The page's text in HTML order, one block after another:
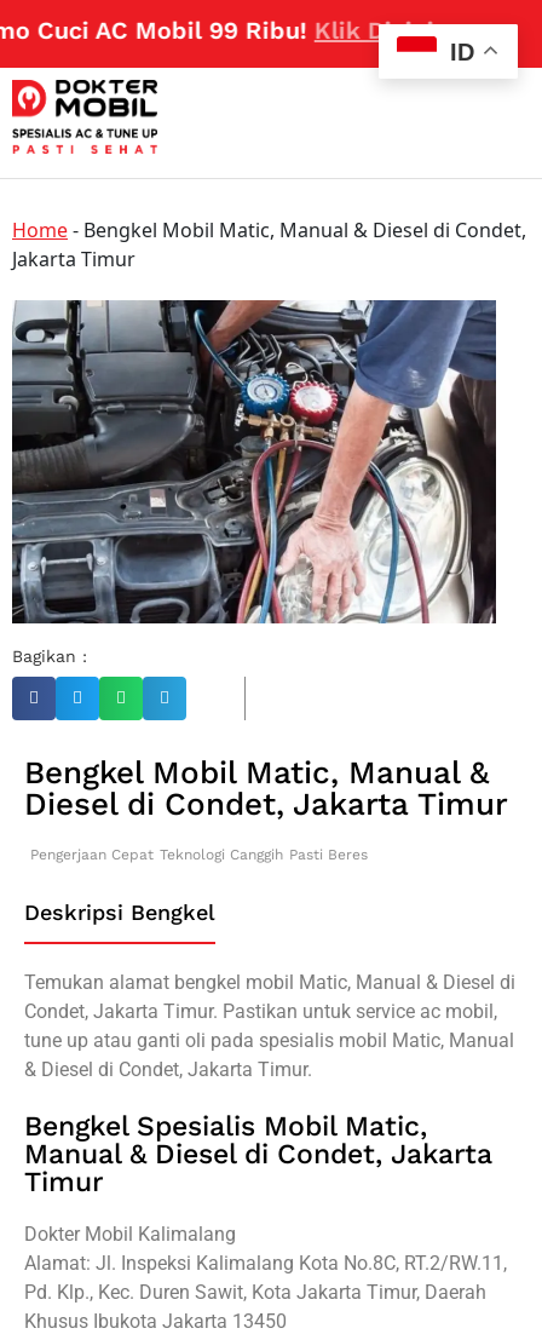
AC Mobil 99 Ribu!Klik Disini
Home- Bengkel Mobil Matic, Manual & Diesel di Condet,
Jakarta Timur
Bagikan :
Bengkel Mobil Matic, Manual &
Diesel di Condet, Jakarta Timur
Pengerjaan Cepat Teknologi Canggih Pasti Beres
Deskripsi Bengkel
Temukan alamat bengkel mobil Matic, Manual & Diesel di
Condet, Jakarta Timur. Pastikan untuk service ac mobil,
tune up atau ganti oli pada spesialis mobil Matic, Manual
& Diesel di Condet, Jakarta Timur.
Bengkel Spesialis Mobil Matic,
Manual & Diesel di Condet, Jakarta
Timur
Dokter Mobil Kalimalang
Alamat: Jl. Inspeksi Kalimalang Kota No.8C, RT.2/RW.11,
Pd. Klp., Kec. Duren Sawit, Kota Jakarta Timur, Daerah
Khusus Ibukota Jakarta 13450
ID